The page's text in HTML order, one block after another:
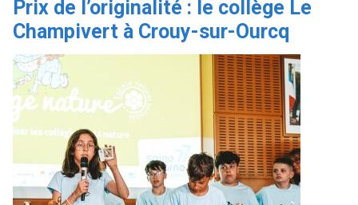
Prix de l’originalité : le collège Le
Champivert à Crouy-sur-Ourcq